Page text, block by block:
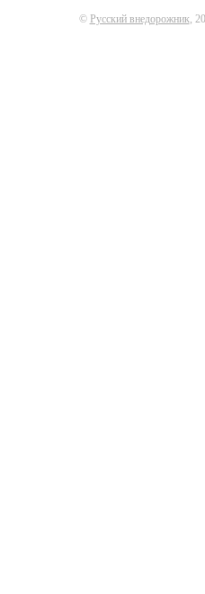
© Русский внедорожник,